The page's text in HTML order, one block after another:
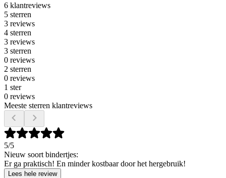
6 klantreviews
5 sterren
3 reviews
4 sterren
3 reviews
3 sterren
0 reviews
2 sterren
0 reviews
1 ster
0 reviews
Meeste sterren klantreviews
5/5
Nieuw soort bindertjes:
Er ga praktisch! En minder kostbaar door het hergebruik!
Lees hele review